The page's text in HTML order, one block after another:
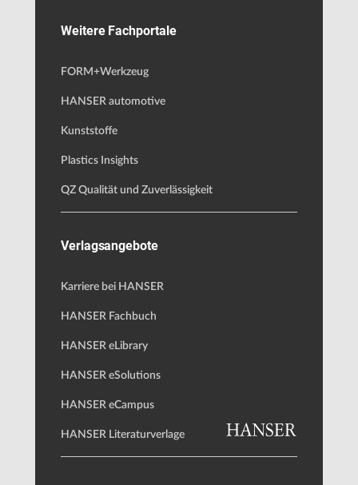
Weitere Fachportale
FORM+Werkzeug
HANSER automotive
Kunststoffe
Plastics Insights
QZ Qualität und Zuverlässigkeit
Verlagsangebote
Karriere bei HANSER
HANSER Fachbuch
HANSER eLibrary
HANSER eSolutions
HANSER eCampus
HANSER Literaturverlage